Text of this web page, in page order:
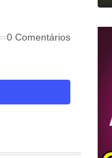
0 Comentários